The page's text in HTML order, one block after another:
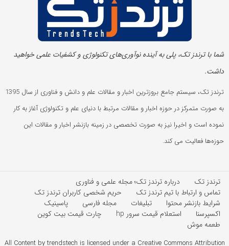
شما با ترندز تک، پلی به آینده‌ نوآوری‌های تکنولوژی و کشفیات علمی خواهید
داشت.
ترندز تک، سیستم جامع بروزترین اخبار و مقالات علم و دانش و فناوری از سال 1395
به صورت متمرکز در حوزه اخبار و مقالات مرتبط با دنیای علم و تکنولوژی آغاز به کار
نموده است و اخیرا نیز به صورت تخصصی در زمینه بازنشر اخبار و مقالات این
حوزه‌ها فعالیت می کند.
ترندز تک
درباره ترندز تک؛ مجله علمی و فناوری
تماس و ارتباط با تیم ترندز تک
حریم شخصی کاربران ترندز تک
شرایط بازنشر محتوا
تبلیغات مجله فارسی
پاسینیک
اکسپرسنا
استعلام قیمت سرور hp
چارت قیمت بیت کوین
طعمه موش
All Content by trendstech is licensed under a Creative Commons Attribution